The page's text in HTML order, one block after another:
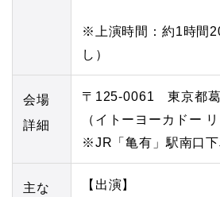
※上演時間：約1時間
し）
会場
詳細
〒125-0061 東京都葛
（イトーヨーカドー
※JR「亀有」駅南口
主な
【出演】